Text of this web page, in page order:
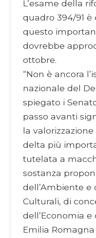
L’esame della
quadro 394/91
questo
dovrebbe
ottobre.
“Non è ancora
nazionale del
spiegato i
passo avanti
la
delta più
tutelata a
sostanza
dell’Ambiente e
Culturali, di
dell’Economia e
Emilia